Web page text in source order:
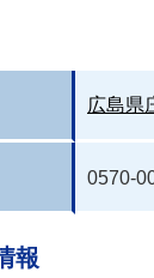
広島県
0570-
報